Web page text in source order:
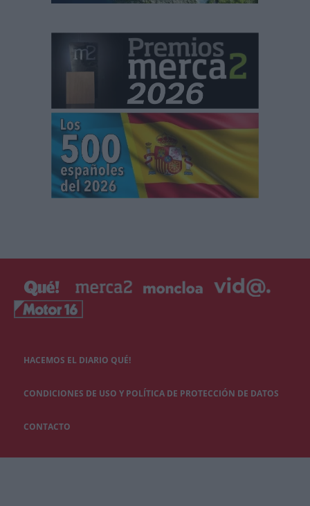
HACEMOS EL DIARIO QUÉ!
CONDICIONES DE USO Y POLÍTICA DE PROTECCIÓN DE DATOS
CONTACTO